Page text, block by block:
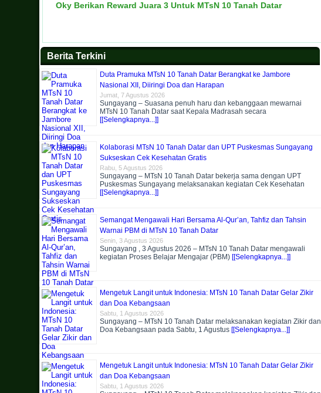
Oky Berikan Reward Juara 3 Untuk MTsN 10 Tanah Datar
Berita Terkini
Duta Pramuka MTsN 10 Tanah Datar Berangkat ke Jambore
Nasional XII, Diiringi Doa dan Harapan
Jumat, 7 Agustus 2026
Sungayang – Suasana penuh haru dan kebanggaan mewarnai
MTsN 10 Tanah Datar saat Kepala Madrasah secara
[[Selengkapnya...]]
Kolaborasi MTsN 10 Tanah Datar dan UPT Puskesmas Sungayang
Sukseskan Cek Kesehatan Gratis
Rabu, 5 Agustus 2026
Sungayang – MTsN 10 Tanah Datar bekerja sama dengan UPT
Puskesmas Sungayang melaksanakan kegiatan Cek Kesehatan
[[Selengkapnya...]]
Semangat Mengawali Hari Bersama Al-Qur’an, Tahfiz dan Tahsin
Warnai PBM di MTsN 10 Tanah Datar
Senin, 3 Agustus 2026
Sungayang , 3 Agustus 2026 – MTsN 10 Tanah Datar mengawali
kegiatan Proses Belajar Mengajar (PBM) [[Selengkapnya...]]
Mengetuk Langit untuk Indonesia: MTsN 10 Tanah Datar Gelar Zikir
dan Doa Kebangsaan
Sabtu, 1 Agustus 2026
Sungayang – MTsN 10 Tanah Datar melaksanakan kegiatan Zikir dan
Doa Kebangsaan pada Sabtu, 1 Agustus [[Selengkapnya...]]
Mengetuk Langit untuk Indonesia: MTsN 10 Tanah Datar Gelar Zikir
dan Doa Kebangsaan
Sabtu, 1 Agustus 2026